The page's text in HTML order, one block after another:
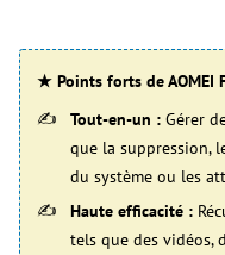
★ Points forts de AOMEI
Tout-en-un : Gérer
que la suppression,
du système ou les
Haute efficacité :
tels que des vidéos,